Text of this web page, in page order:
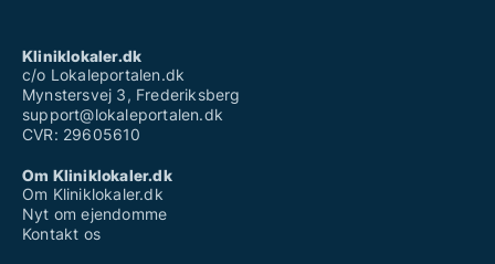
Kliniklokaler.dk
c/o Lokaleportalen.dk
Mynstersvej 3, Frederiksberg
support@lokaleportalen.dk
CVR: 29605610
Om Kliniklokaler.dk
Om Kliniklokaler.dk
Nyt om ejendomme
Kontakt os